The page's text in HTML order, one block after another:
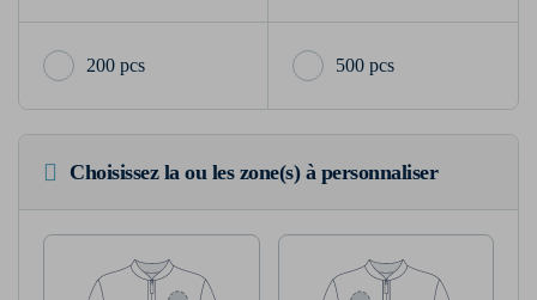
200 pcs 500 pcs
Choisissez la ou les zone(s) à personnaliser